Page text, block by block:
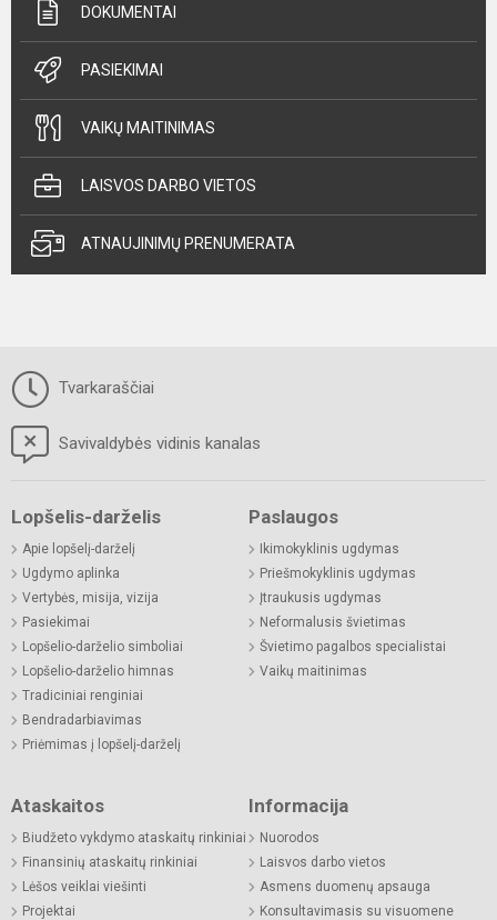
DOKUMENTAI
PASIEKIMAI
VAIKŲ MAITINIMAS
LAISVOS DARBO VIETOS
ATNAUJINIMŲ PRENUMERATA
Tvarkaraščiai
Savivaldybės vidinis kanalas
Lopšelis-darželis
Apie lopšelį-darželį
Ugdymo aplinka
Vertybės, misija, vizija
Pasiekimai
Lopšelio-darželio simboliai
Lopšelio-darželio himnas
Tradiciniai renginiai
Bendradarbiavimas
Priėmimas į lopšelį-darželį
Paslaugos
Ikimokyklinis ugdymas
Priešmokyklinis ugdymas
Įtraukusis ugdymas
Neformalusis švietimas
Švietimo pagalbos specialistai
Vaikų maitinimas
Ataskaitos
Biudžeto vykdymo ataskaitų rinkiniai
Finansinių ataskaitų rinkiniai
Lėšos veiklai viešinti
Projektai
Informacija
Nuorodos
Laisvos darbo vietos
Asmens duomenų apsauga
Konsultavimasis su visuomene